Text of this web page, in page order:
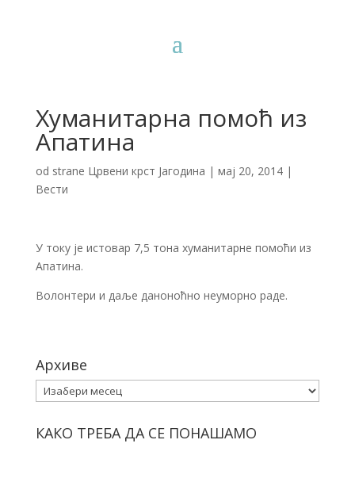
Хуманитарна помоћ из
Апатина
od strane Црвени крст Јагодина | мај 20, 2014|
Вести
У току је истовар 7,5 тона хуманитарне помоћи из
Апатина.
Волонтери и даље даноноћно неуморно раде.
Архиве
Архиве
КАКО ТРЕБА ДА СЕ ПОНАШАМО